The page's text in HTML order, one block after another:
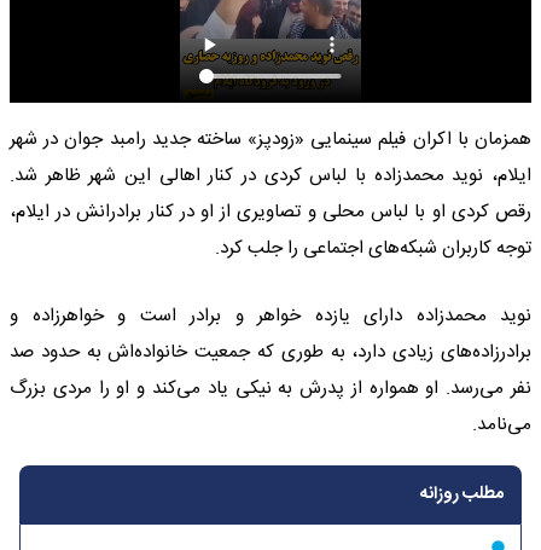
همزمان با اکران فیلم سینمایی «زودپز» ساخته جدید رامبد جوان در شهر
ایلام، نوید محمدزاده با لباس کردی در کنار اهالی این شهر ظاهر شد.
رقص کردی او با لباس محلی و تصاویری از او در کنار برادرانش در ایلام،
توجه کاربران شبکه‌های اجتماعی را جلب کرد.
نوید محمدزاده دارای یازده خواهر و برادر است و خواهرزاده و
برادرزاده‌های زیادی دارد، به طوری که جمعیت خانواده‌اش به حدود صد
نفر می‌رسد. او همواره از پدرش به نیکی یاد می‌کند و او را مردی بزرگ
می‌نامد.
مطلب روزانه